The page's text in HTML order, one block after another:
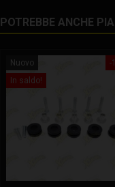
POTREBBE ANCHE
-
Nuovo
In saldo!